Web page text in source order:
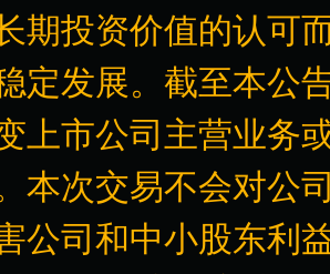
期投资价值的认可
定发展。截至本公
上市公司主营业务
本次交易不会对公
公司和中小股东利